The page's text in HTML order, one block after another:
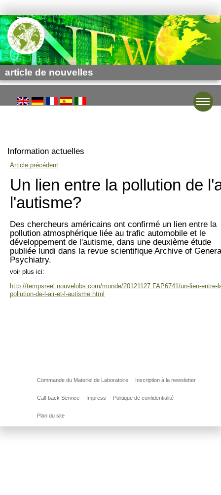
article de nouvelles
Information actuelles
Article précédent
Un lien entre la pollution de
l'autisme?
Des chercheurs américains ont confirmé un lien entre la
pollution atmosphérique liée au trafic automobile et le
développement de l'autisme, dans une deuxième étude
publiée lundi dans la revue scientifique Archive of
Psychiatry.
voir plus ici:
http://tempsreel.nouvelobs.com/monde/20121127.FAP6741/un-lien-entre-
pollution-de-l-air-et-l-autisme.html
Commande du Materiel de Laboratoire Inscription à la newsletter
Call-back Service Impress Politique de confidentialité
Plan du site